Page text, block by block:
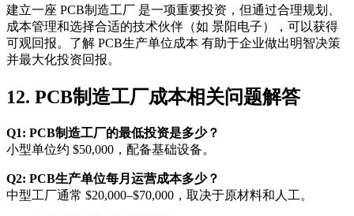
建立一座 PCB制造工厂 是一项重要投资，但通过合理规划、
成本管理和选择合适的技术伙伴（如 景阳电子），可以获得
可观回报。了解 PCB生产单位成本 有助于企业做出明智决策
并最大化投资回报。
12. PCB制造工厂成本相关问题解答
Q1: PCB制造工厂的最低投资是多少？
小型单位约 $50,000，配备基础设备。
Q2: PCB生产单位每月运营成本多少？
中型工厂通常 $20,000–$70,000，取决于原材料和人工。